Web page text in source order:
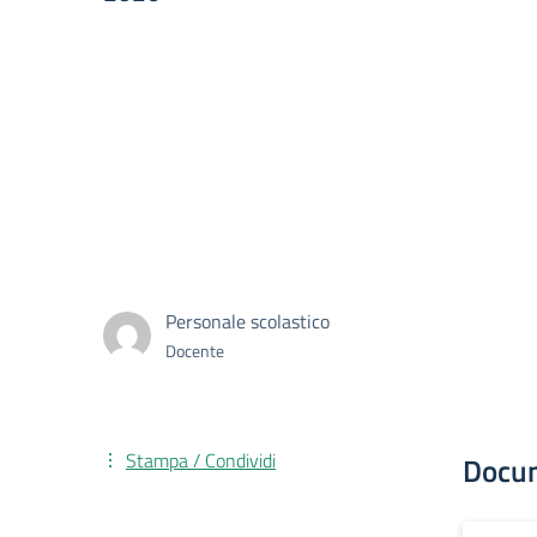
Personale scolastico
Docente
Stampa / Condividi